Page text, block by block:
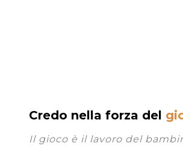
Credo nella forza del
Il gioco è il lavoro del